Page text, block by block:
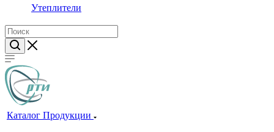
Утеплители
Каталог Продукции